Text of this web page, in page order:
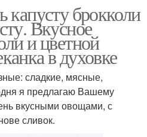
капусту брокколи
Вкусное
и цветной
в духовке
сладкие, мясные,
я предлагаю Вашему
вкусными овощами, с
сливок.